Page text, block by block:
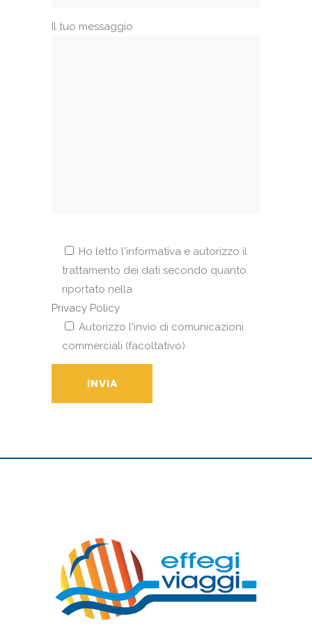
Il tuo messaggio
Ho letto l'informativa e autorizzo il
trattamento dei dati secondo quanto
riportato nella
Privacy Policy
Autorizzo l'invio di comunicazioni
commerciali (facoltativo)